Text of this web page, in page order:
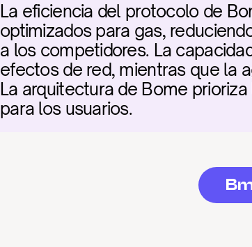
La eficiencia del protocolo de
optimizados para gas,
a los competidores. La
efectos de red, mientras que la
La arquitectura de Bome
para los usuarios.